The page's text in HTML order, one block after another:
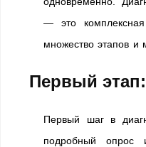
— это
множество этапов и
Первый
Первый шаг в
подробный опрос